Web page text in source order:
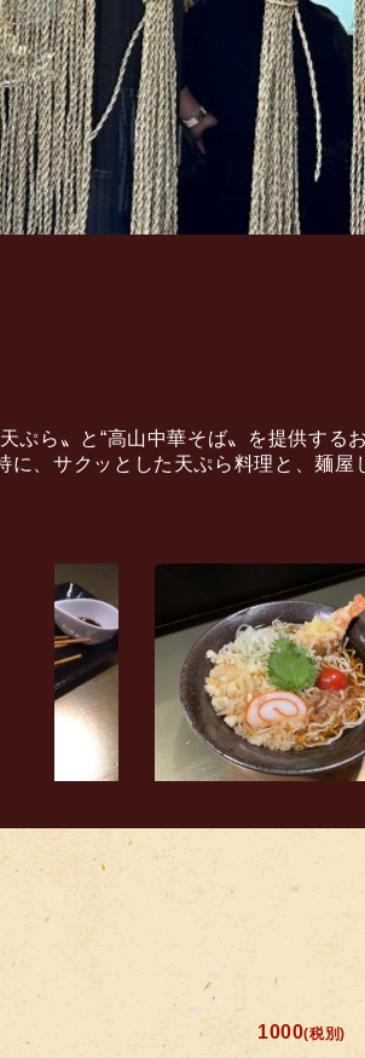
ぷら〟と“高山中華そば〟を提供す
に、サクッとした天ぷら料理と、麺
1000(税別)